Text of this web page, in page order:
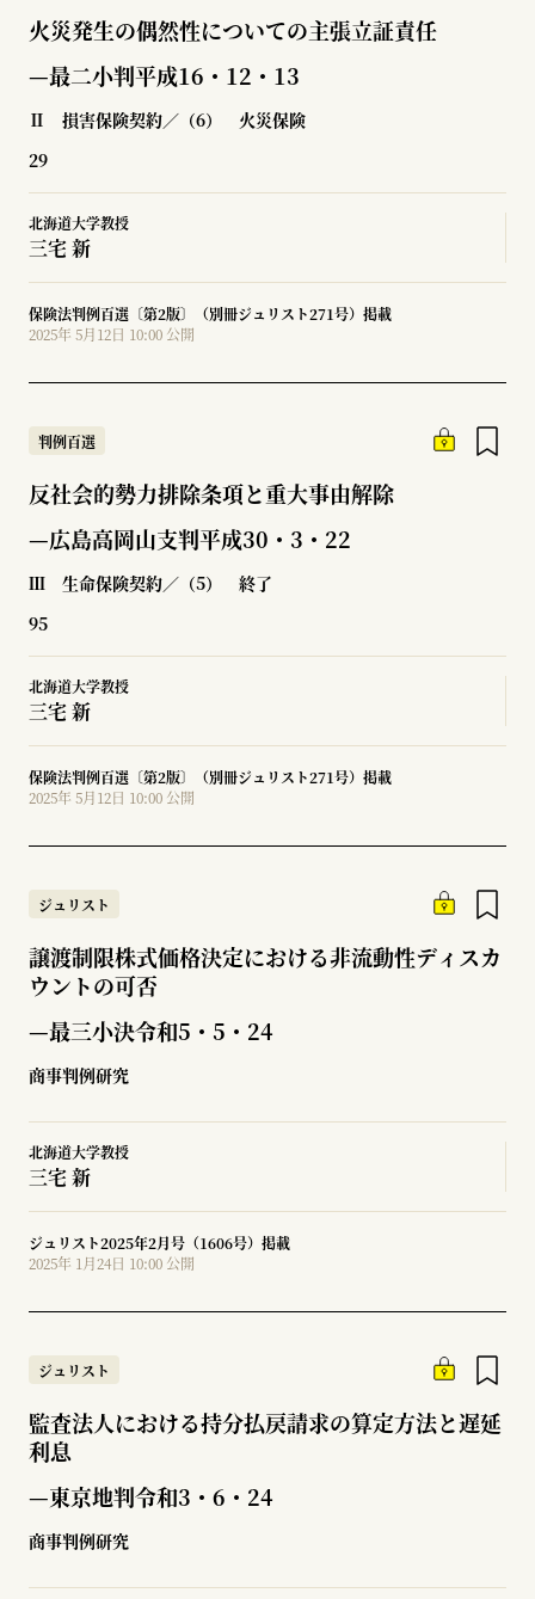
火災発生の偶然性についての主張立証責任
—最二小判平成16・12・13
Ⅱ 損害保険契約／（6） 火災保険
29
北海道大学教授
三宅 新
保険法判例百選〔第2版〕（別冊ジュリスト271号）掲載
2025年 5月12日 10:00 公開
判例百選
反社会的勢力排除条項と重大事由解除
—広島高岡山支判平成30・3・22
Ⅲ 生命保険契約／（5） 終了
95
北海道大学教授
三宅 新
保険法判例百選〔第2版〕（別冊ジュリスト271号）掲載
2025年 5月12日 10:00 公開
ジュリスト
譲渡制限株式価格決定における非流動性ディスカ
ウントの可否
—最三小決令和5・5・24
商事判例研究
北海道大学教授
三宅 新
ジュリスト2025年2月号（1606号）掲載
2025年 1月24日 10:00 公開
ジュリスト
監査法人における持分払戻請求の算定方法と遅延
利息
—東京地判令和3・6・24
商事判例研究